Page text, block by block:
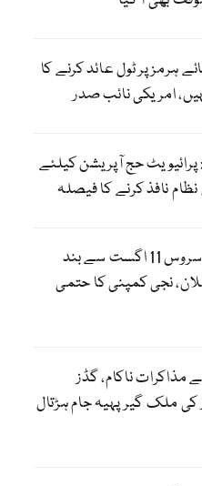
ہرمز پر ٹول عائد کرنے کا
امریکی نائب صدر
حج 2027: پرائیویٹ حج آپریشن کیلئے
نظام نافذ کرنے کا فیصلہ
میٹرو بس سروس 11 اگست سے بند
نجی کمپنی کا حتمی
ناکام، گڈز
کی ملک گیر پہیہ جام ہڑتال